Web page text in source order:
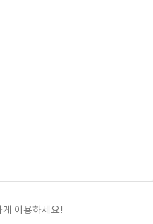
게 이용하세요!